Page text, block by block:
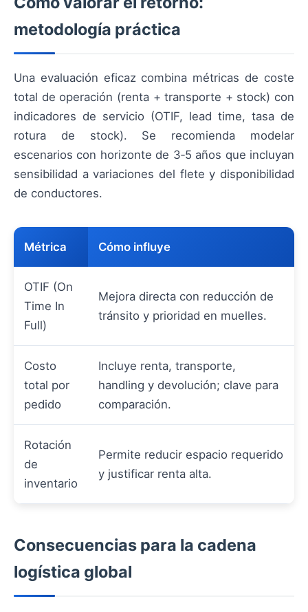
metodología práctica
Una evaluación eficaz combina métricas de coste
total de operación (renta + transporte + stock) con
indicadores de servicio (OTIF, lead time, tasa de
rotura de stock). Se recomienda modelar
escenarios con horizonte de 3‑5 años que incluyan
sensibilidad a variaciones del flete y disponibilidad
de conductores.
Métrica Cómo influye
OTIF (On
Time In
Full)
Mejora directa con reducción de
tránsito y prioridad en muelles.
Costo
total por
pedido
Incluye renta, transporte,
handling y devolución; clave para
comparación.
Rotación
de
inventario
Permite reducir espacio requerido
y justificar renta alta.
Consecuencias para la cadena
logística global